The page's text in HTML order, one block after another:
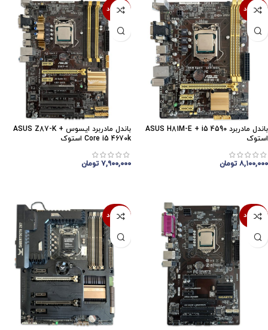
ناموجود
باندل مادربرد ASUS H81M-E + i5 4590
استوک
۸,۱۰۰,۰۰۰ تومان
ناموجود
باندل مادربرد ایسوس ASUS Z87-K +
Core i5 4670k استوک
۷,۹۰۰,۰۰۰ تومان
ناموجود ناموجود